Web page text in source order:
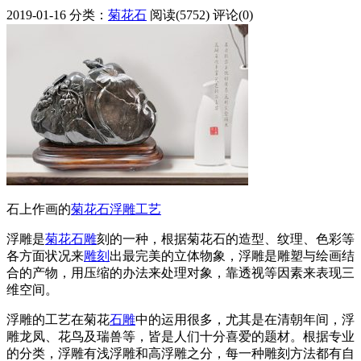
2019-01-16 分类： 菊花石 阅读(5752) 评论(0)
石上作画的菊花石浮雕工艺
浮雕是菊花石雕刻的一种，根据菊花石的造型、纹理、色彩等
各方面状况来雕刻 出最完美的立体物象，浮雕是雕塑与绘画结
合的产物，用压缩的办法来处理对象，靠透视等因素来表现三
维空间。
浮雕的工艺在菊花石雕中的运用很多，尤其是在清朝年间，浮
雕龙凤、花鸟及瑞兽等，皆是人们十分喜爱的题材。根据专业
的分类，浮雕有浅浮雕和高浮雕之分，每一种雕刻方法都有自